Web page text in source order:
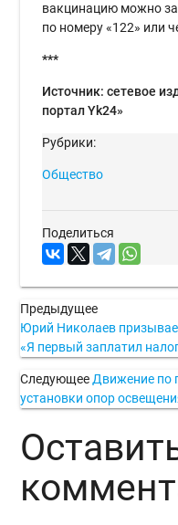
вакцинацию можно
по номеру «122» или
***
Источник: сетевое
портал Yk24»
Рубрики:
Общество
Поделиться
Предыдущее
Юрий Николаев
«Я первый заплатил
Следующее Движение по
установки опор